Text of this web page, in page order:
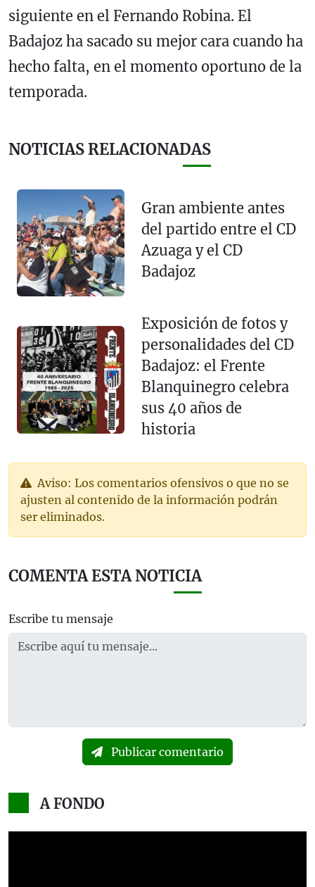
siguiente en el Fernando Robina. El
Badajoz ha sacado su mejor cara cuando ha
hecho falta, en el momento oportuno de la
temporada.
NOTICIAS RELACIONADAS
Gran ambiente antes
del partido entre el CD
Azuaga y el CD
Badajoz
Exposición de fotos y
personalidades del CD
Badajoz: el Frente
Blanquinegro celebra
sus 40 años de
historia
Aviso: Los comentarios ofensivos o que no se
ajusten al contenido de la información podrán
ser eliminados.
COMENTA ESTA NOTICIA
Escribe tu mensaje
Publicar comentario
A FONDO